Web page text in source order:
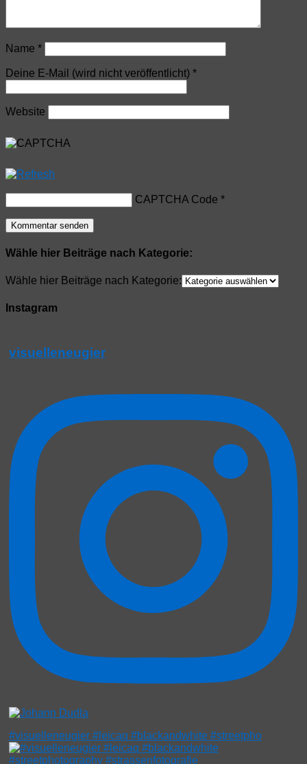
Name *
Deine E-Mail (wird nicht veröffentlicht) *
Website
CAPTCHA Code *
Wähle hier Beiträge nach Kategorie:
Wähle hier Beiträge nach Kategorie:
Instagram
visuelleneugier
#visuelleneugier #leicaq #blackandwhite #streetpho